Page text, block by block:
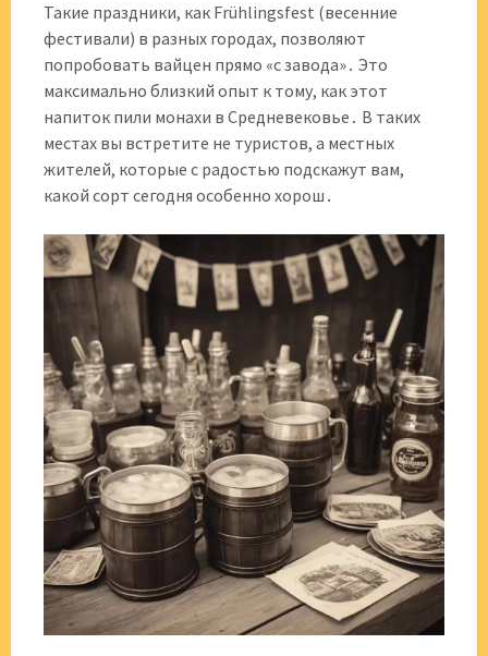
Такие праздники, как Frühlingsfest (весенние
фестивали) в разных городах, позволяют
попробовать вайцен прямо «с завода»․ Это
максимально близкий опыт к тому, как этот
напиток пили монахи в Средневековье․ В таких
местах вы встретите не туристов, а местных
жителей, которые с радостью подскажут вам,
какой сорт сегодня особенно хорош․